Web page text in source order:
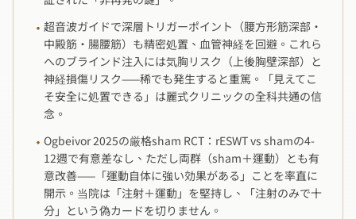
· 超音波ガイドで深層トリガーポイント（腰方形筋深部・
中殿筋・腸腰筋）も精密処置、血管神経を回避。これら
へのブラインド注入には気胸リスク（上後胸壁深部）と
神経損傷リスク——稀でも発生すると重篤。「見えてこ
そ安全に処置できる」は麗式クリニックの全科共通の信
念。
· Ogbeivor 2025の厳格sham RCT：rESWT vs shamの4-
12週で有意差なし、ただし両群（sham＋運動）とも有
意改善——「運動自体に強い効果がある」ことを率直に
開示。当院は「注射＋運動」を堅持し、「注射のみで十
分」という偽カードを切りません。